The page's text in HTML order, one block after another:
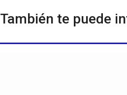
También te puede